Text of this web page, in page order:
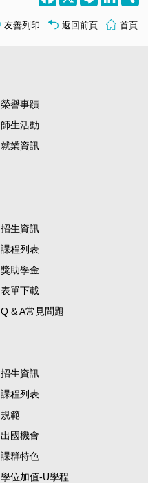
友善列印 返回前頁 首頁
榮譽事蹟
師生活動
就業資訊
招生資訊
課程列表
獎助學金
表單下載
Q & A常見問題
招生資訊
課程列表
規範
出國機會
課群特色
學位加值-U學程